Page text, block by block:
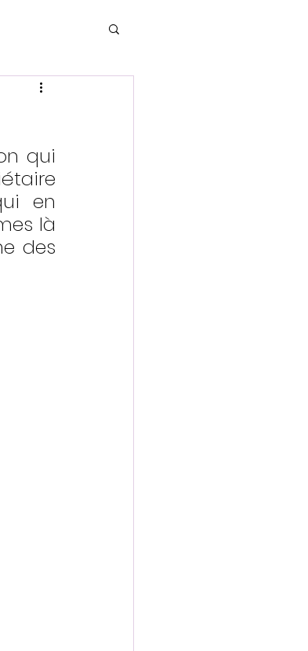
qui
en
là
des